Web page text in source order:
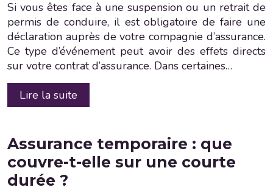
Si vous êtes face à une suspension ou un retrait de
permis de conduire, il est obligatoire de faire une
déclaration auprès de votre compagnie d’assurance.
Ce type d’événement peut avoir des effets directs
sur votre contrat d’assurance. Dans certaines…
Lire la suite
Assurance temporaire : que
couvre-t-elle sur une courte
durée ?